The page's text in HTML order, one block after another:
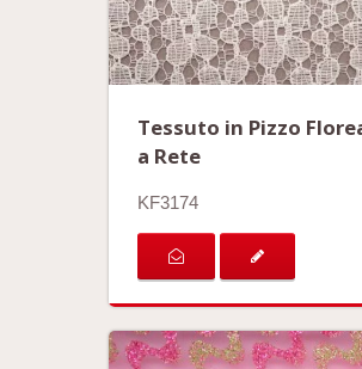
Tessuto in Pizzo
a Rete
KF3174